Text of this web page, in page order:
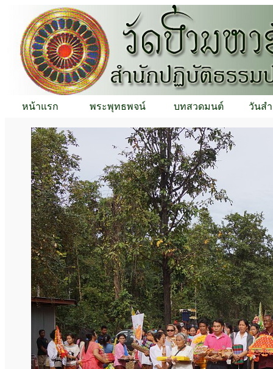
หน้าแรก พระพุทธพจน์ บทสวดมนต์ วันส